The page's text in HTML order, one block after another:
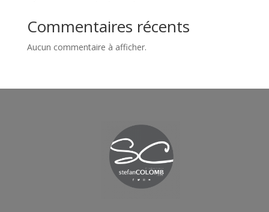
Commentaires récents
Aucun commentaire à afficher.